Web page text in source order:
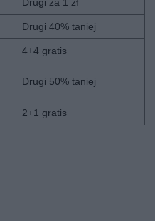
Drugi 40% taniej
4+4 gratis
Drugi 50% taniej
2+1 gratis